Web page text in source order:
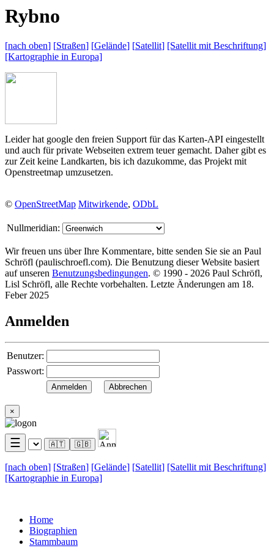
Rybno
[nach oben] [Straßen] [Gelände] [Satellit] [Satellit mitBeschriftung]
[Kartographie in Europa]
Leider hat google den freien Support für das Karten-API eingestellt
und auch für private Webseiten extrem teuer gemacht. Daher gibt es
zur Zeit keine Landkarten, bis ich dazukomme, das Projekt mit
Openstreetmap umzusetzen.
© OpenStreetMap Mitwirkende, ODbL
Nullmeridian:
Wir freuen uns über Ihre Kommentare, bitte senden Sie sie an Paul
Schröfl (paulischroefl.com). Die Benutzung dieser Website basiert
auf unseren Benutzungsbedingungen. © 1990 - 2026 Paul Schröfl,
Lisl Schröfl, alle Rechte vorbehalten. Letzte Änderungen am 18.
Feber 2025
Anmelden
Benutzer:
Passwort:
×
☰ 🇦🇹 🇬🇧
[nach oben] [Straßen] [Gelände] [Satellit] [Satellit mit Beschriftung]
[Kartographie in Europa]
Home
Biographien
Stammbaum